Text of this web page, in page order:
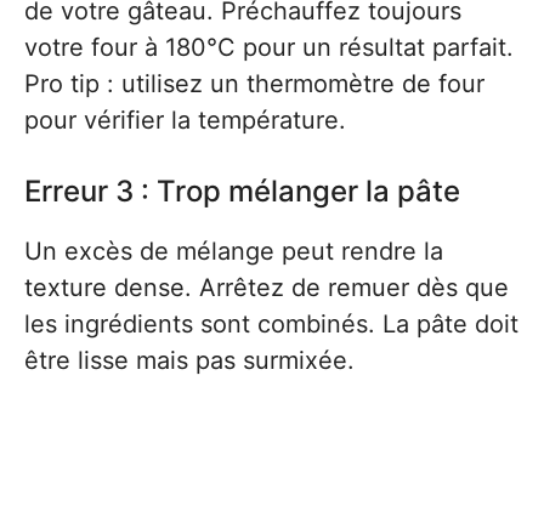
de votre gâteau. Préchauffez toujours
votre four à 180°C pour un résultat parfait.
Pro tip : utilisez un thermomètre de four
pour vérifier la température.
Erreur 3 : Trop mélanger la pâte
Un excès de mélange peut rendre la
texture dense. Arrêtez de remuer dès que
les ingrédients sont combinés. La pâte doit
être lisse mais pas surmixée.